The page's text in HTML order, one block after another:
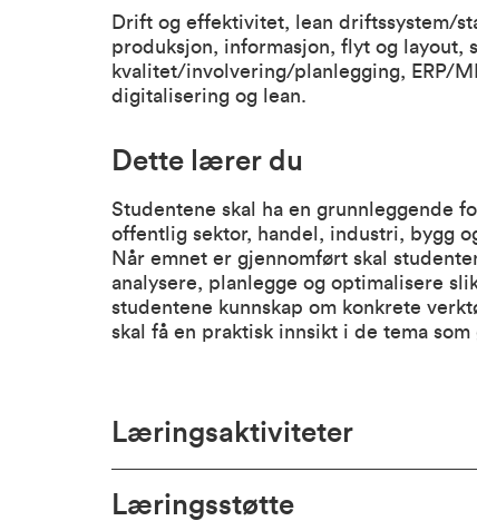
Drift og effektivitet, lean driftssystem/
produksjon, informasjon, flyt og layout,
kvalitet/involvering/planlegging, ERP/
digitalisering og lean.
Dette lærer du
Studentene skal ha en grunnleggende
offentlig sektor, handel, industri, bygg
Når emnet er gjennomført skal
analysere, planlegge og optimalisere
studentene kunnskap om konkrete
skal få en praktisk innsikt i de tema som
Læringsaktiviteter
Læringsstøtte